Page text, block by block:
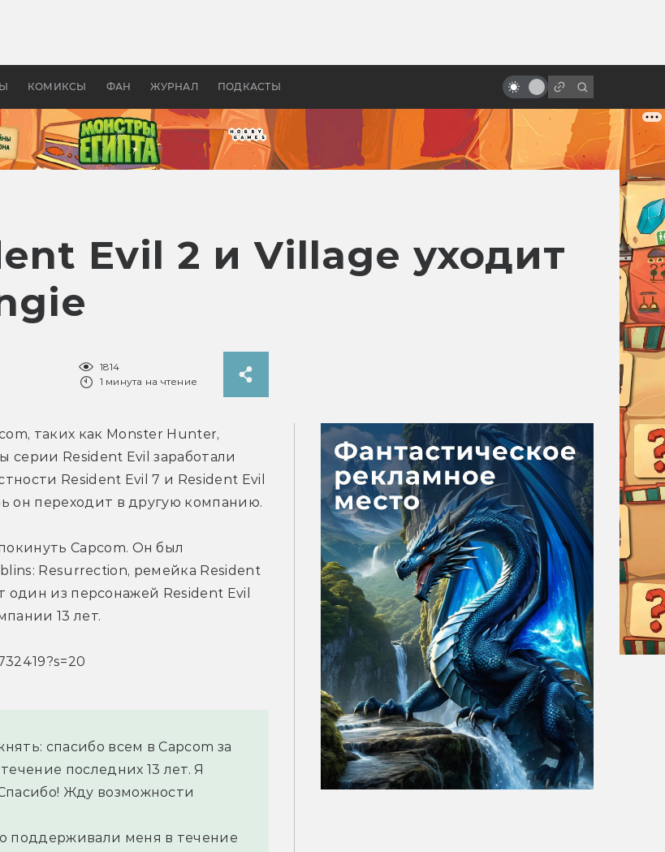
КОМИКСЫ ФАН ЖУРНАЛ ПОДКАСТЫ
—
бы «Властелина колец»
которые помогут понять жанр
Evil 2 и Village уходит
1814
1 минута на чтение
таких как Monster Hunter,
серии Resident Evil заработали
Resident Evil 7 и Resident Evil
он переходит в другую компанию.
Capcom. Он был
Resurrection, ремейка Resident
один из персонажей Resident Evil
13 лет.
спасибо всем в Capcom за
последних 13 лет. Я
Жду возможности
поддерживали меня в течение